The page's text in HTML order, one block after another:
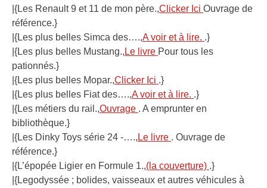
|{Les Renault 9 et 11 de mon père.,Clicker Ici Ouvrage de
référence.}
|{Les plus belles Simca des….,A voir et à lire. .}
|{Les plus belles Mustang., Le livre Pour tous les
pationnés.}
|{Les plus belles Mopar.,Clicker Ici .}
|{Les plus belles Fiat des….,A voir et à lire. .}
|{Les métiers du rail.,Ouvrage . A emprunter en
bibliothèque.}
|{Les Dinky Toys série 24 -…., Le livre . Ouvrage de
référence.}
|{L’épopée Ligier en Formule 1.,(la couverture) .}
|{Legodyssée ; bolides, vaisseaux et autres véhicules à